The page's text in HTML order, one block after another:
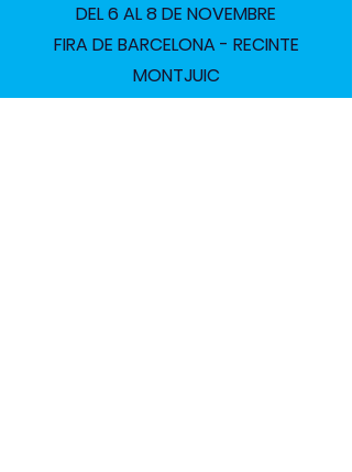
DEL 6 AL 8 DE NOVEMBRE
FIRA DE BARCELONA - RECINTE
MONTJUIC